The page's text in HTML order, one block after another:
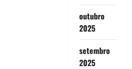
outubro
2025
setembro
2025